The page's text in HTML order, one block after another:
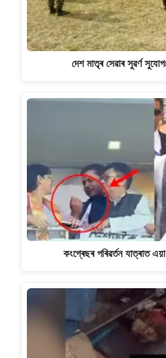
দেশ মাতৃৰ সেৱাৰ সুৱৰ্ণ
কংগ্ৰেছৰ পৰিৱৰ্তন যাত্ৰাত